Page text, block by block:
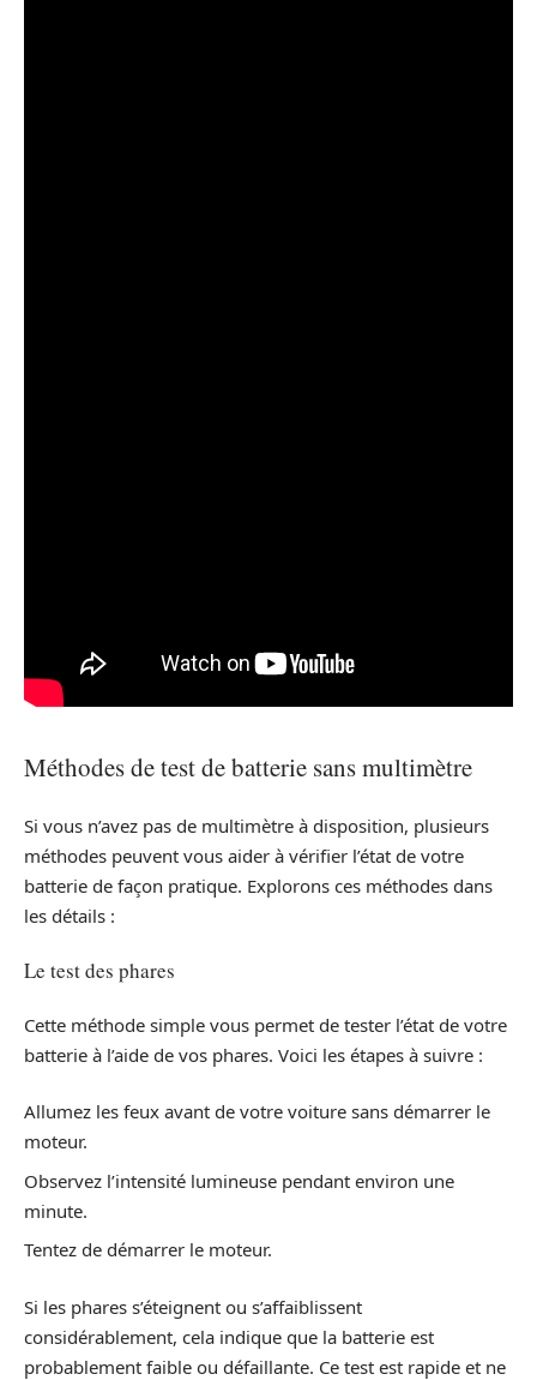
Méthodes de test de batterie sans multimètre
Si vous n’avez pas de multimètre à disposition, plusieurs
méthodes peuvent vous aider à vérifier l’état de votre
batterie de façon pratique. Explorons ces méthodes dans
les détails :
Le test des phares
Cette méthode simple vous permet de tester l’état de votre
batterie à l’aide de vos phares. Voici les étapes à suivre :
Allumez les feux avant de votre voiture sans démarrer le
moteur.
Observez l’intensité lumineuse pendant environ une
minute.
Tentez de démarrer le moteur.
Si les phares s’éteignent ou s’affaiblissent
considérablement, cela indique que la batterie est
probablement faible ou défaillante. Ce test est rapide et ne